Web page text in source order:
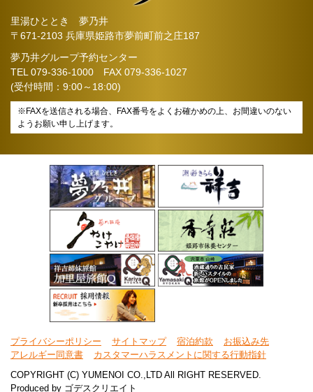
里湯ひととき 夢乃井
〒671-2103 兵庫県姫路市夢前町前之庄187
夢乃井グループ予約センター
TEL079-336-1000 FAX 079-336-1027
(受付時間：9:00～18:00)
※FAXを送信される場合、FAX番号をよくお確かめの上、お間違いのない
ようお願い申し上げます。
プライバシーポリシー サイトマップ 宿泊約款
お振込み先
アレルギー同意書
カスタマーハラスメントに関する行動指針
COPYRIGHT (C) YUMENOI CO.,LTD All RIGHT RESERVED.
Produced by ゴデスクリエイト